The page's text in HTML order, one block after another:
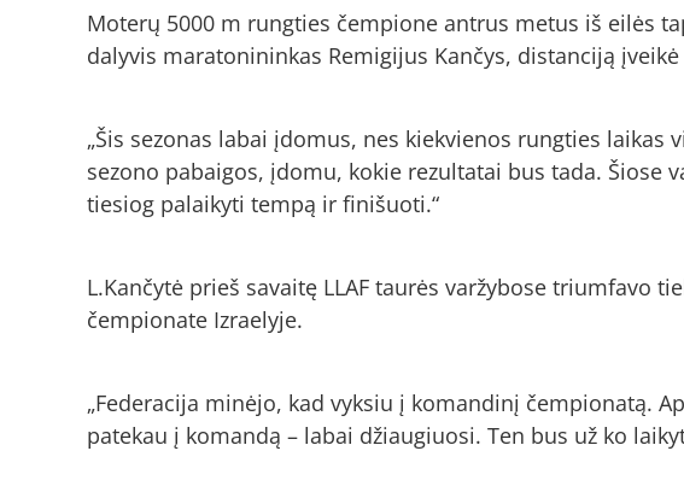
Moterų 5000 m rungties čempione antrus metus iš eilės
dalyvis maratonininkas Remigijus Kančys, distanciją
„Šis sezonas labai įdomus, nes kiekvienos rungties
sezono pabaigos, įdomu, kokie rezultatai bus tada. Šiose
tiesiog palaikyti tempą ir finišuoti.“
L.Kančytė prieš savaitę LLAF taurės varžybose triumfavo
čempionate Izraelyje.
„Federacija minėjo, kad vyksiu į komandinį čempionatą.
patekau į komandą – labai džiaugiuosi. Ten bus už ko